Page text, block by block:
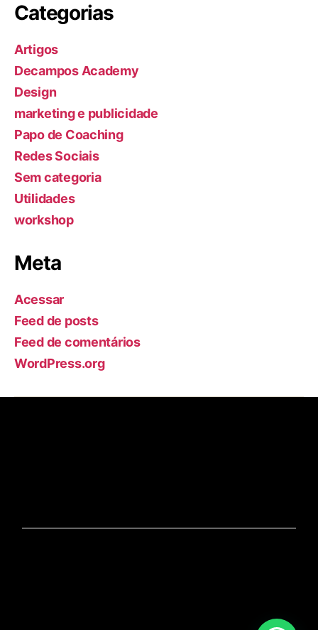
Categorias
Artigos
Decampos Academy
Design
marketing e publicidade
Papo de Coaching
Redes Sociais
Sem categoria
Utilidades
workshop
Meta
Acessar
Feed de posts
Feed de comentários
WordPress.org